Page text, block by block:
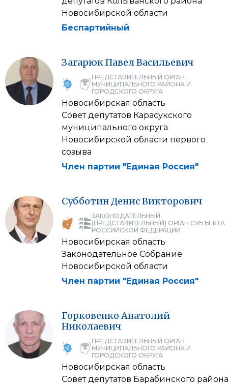
Новосибирской области
Беспартийный
ЗагарюкПавелВасильевич
ПРЕДСТАВИТЕЛЬНЫЙ ОРГАН
МУНИЦИПАЛЬНОГО РАЙОНА И
ГОРОДСКОГО ОКРУГА
Новосибирская область
Совет депутатов Карасукского
муниципального округа
Новосибирской области первого
созыва
Член партии "Единая Россия"
СубботинДенисВикторович
ЗАКОНОДАТЕЛЬНЫЙ
(ПРЕДСТАВИТЕЛЬНЫЙ) ОРГАН СУБЪЕКТА
РОССИЙСКОЙ ФЕДЕРАЦИИ
Новосибирская область
Законодательное Собрание
Новосибирской области
Член партии "Единая Россия"
Горковенко Анатолий
Николаевич
ПРЕДСТАВИТЕЛЬНЫЙ ОРГАН
МУНИЦИПАЛЬНОГО РАЙОНА И
ГОРОДСКОГО ОКРУГА
Новосибирская область
Совет депутатов Барабинского района